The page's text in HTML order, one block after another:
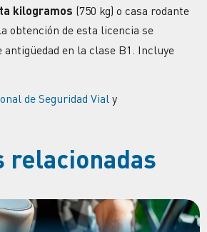
kilogramos (750 kg) o casa rodante
obtención de esta licencia se
antigüedad en la clase B1. Incluye
de Seguridad Vial y
relacionadas